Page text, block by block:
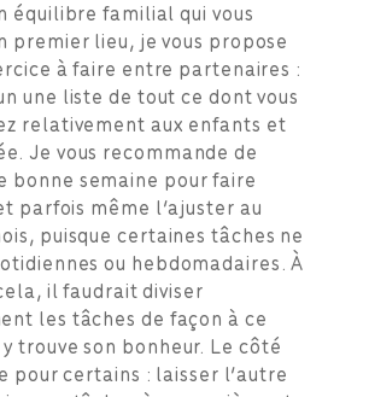
équilibre familial qui vous
premier lieu, je vous propose
à faire entre partenaires :
une liste de tout ce dont vous
relativement aux enfants et
Je vous recommande de
bonne semaine pour faire
parfois même l’ajuster au
puisque certaines tâches ne
ou hebdomadaires. À
il faudrait diviser
les tâches de façon à ce
trouve son bonheur. Le côté
pour certains : laisser l’autre